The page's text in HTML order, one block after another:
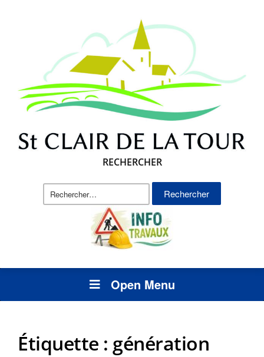
RECHERCHER
Rechercher :
Open Menu
Étiquette : génération